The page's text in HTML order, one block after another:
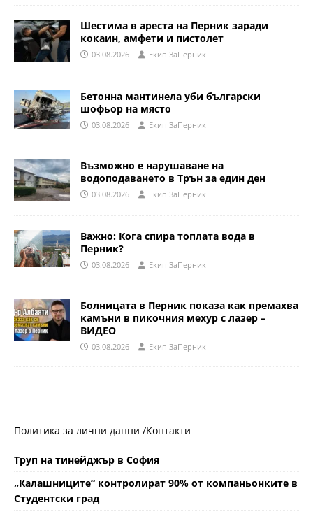
Шестима в ареста на Перник заради
кокаин, амфети и пистолет
03.08.2026 Eкип ЗаПерник
Бетонна мантинела уби български
шофьор на място
03.08.2026 Eкип ЗаПерник
Възможно е нарушаване на
водоподаването в Трън за един ден
03.08.2026 Eкип ЗаПерник
Важно: Кога спира топлата вода в
Перник?
03.08.2026 Eкип ЗаПерник
Болницата в Перник показа как премахва
камъни в пикочния мехур с лазер –
ВИДЕО
03.08.2026 Eкип ЗаПерник
Политика за лични данни /Контакти
Труп на тинейджър в София
„Калашниците“ контролират 90% от компаньонките в
Студентски град